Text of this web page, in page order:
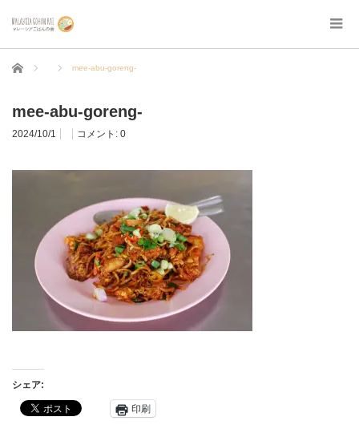
ホーム mee-abu-goreng-
mee-abu-goreng-
2024/10/1 コメント: 0
シェア:
印刷